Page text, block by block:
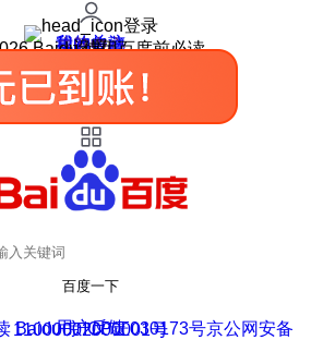
登录
我的关注
我的收藏
皮肤中心
用户反馈
设置
Baidu 使用百度前必读
百度一下
用户反馈
Baidu 京ICP证030173号
京公网安备11000002000001号